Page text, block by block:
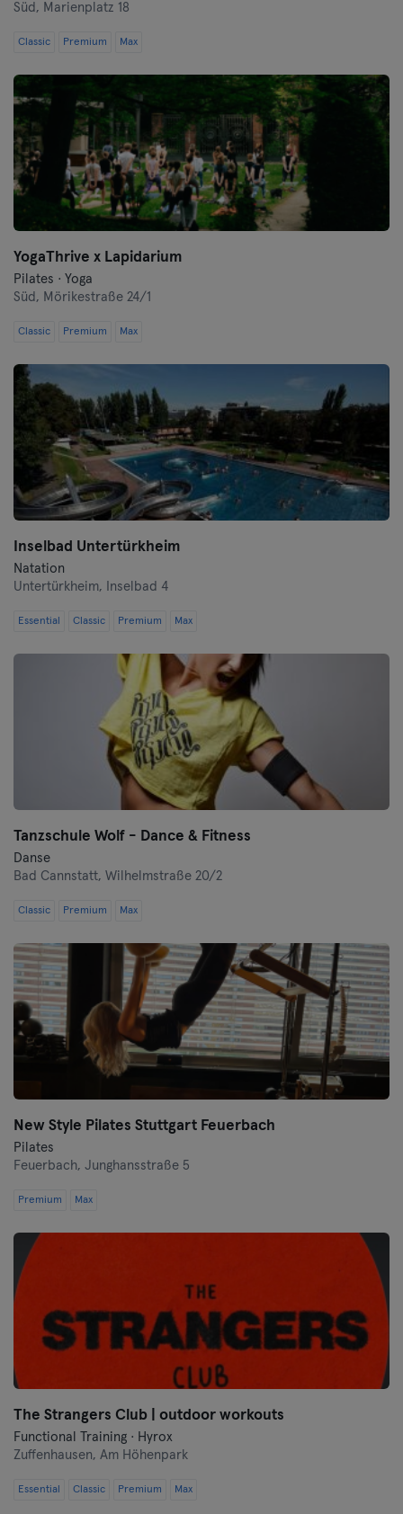
Süd, Marienplatz 18
Classic Premium Max
YogaThrive x Lapidarium
Pilates · Yoga
Süd, Mörikestraße 24/1
Classic Premium Max
Inselbad Untertürkheim
Natation
Untertürkheim,
Inselbad 4
Essential Classic Premium Max
Tanzschule Wolf - Dance & Fitness
Danse
Bad Cannstatt, Wilhelmstraße 20/2
Classic Premium Max
New Style Pilates Stuttgart Feuerbach
Pilates
Feuerbach, Junghansstraße 5
Premium Max
The Strangers Club | outdoor workouts
Functional Training · Hyrox
Zuffenhausen, Am Höhenpark
Essential Classic Premium Max